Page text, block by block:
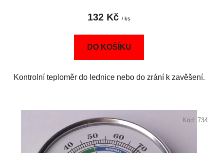
132 Kč / ks
DO KOŠÍKU
Kontrolní teploměr do lednice nebo do zrání k zavěšení.
Kód: 734